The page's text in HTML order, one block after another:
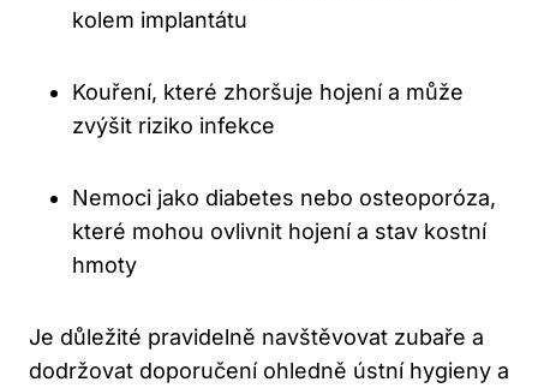
kolem implantátu
Kouření, které zhoršuje hojení a může
zvýšit riziko infekce
Nemoci jako diabetes nebo osteoporóza,
které mohou ovlivnit hojení a stav kostní
hmoty
Je důležité pravidelně navštěvovat zubaře a
dodržovat doporučení ohledně ústní hygieny a